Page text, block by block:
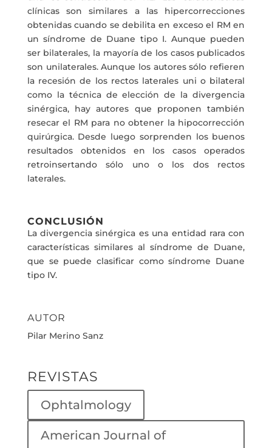
clínicas son similares a las hipercorrecciones
obtenidas cuando se debilita en exceso el RM en
un síndrome de Duane tipo I. Aunque pueden
ser bilaterales, la mayoría de los casos publicados
son unilaterales. Aunque los autores sólo refieren
la recesión de los rectos laterales uni o bilateral
como la técnica de elección de la divergencia
sinérgica, hay autores que proponen también
resecar el RM para no obtener la hipocorrección
quirúrgica. Desde luego sorprenden los buenos
resultados obtenidos en los casos operados
retroinsertando sólo uno o los dos rectos
laterales.
CONCLUSIÓN
La divergencia sinérgica es una entidad rara con
características similares al síndrome de Duane,
que se puede clasificar como síndrome Duane
tipo IV.
AUTOR
Pilar Merino Sanz
REVISTAS
Ophtalmology
American Journal of